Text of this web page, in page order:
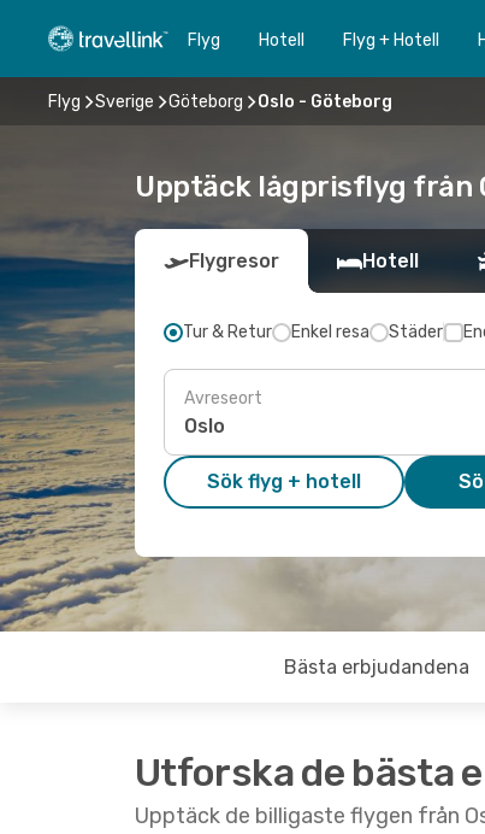
Flyg Hotell Flyg + Hotell
Flyg Sverige Göteborg Oslo - Göteborg
Upptäck lågprisflyg från
Flygresor Hotell
Tur & Retur Enkel resa Städer
Avreseort
Sök flyg + hotell
Bästa erbjudandena
Utforska de bästa
Upptäck de billigaste flygen från